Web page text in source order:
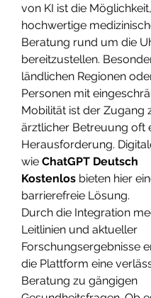
von KI ist die Möglichkeit,
hochwertige
Beratung rund um die
bereitzustellen.
ländlichen Regionen
Personen mit
Mobilität ist der Zugang
ärztlicher Betreuung oft
Herausforderung.
wie ChatGPT Deutsch
Kostenlos bieten hier
barrierefreie Lösung.
Durch die Integration
Leitlinien und aktueller
Forschungsergebnisse
die Plattform eine
Beratung zu gängigen